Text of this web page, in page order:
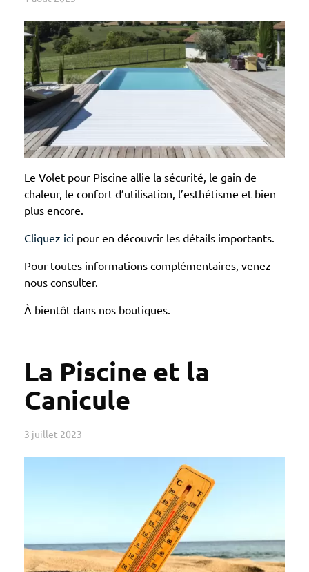
Le Volet pour Piscine allie la sécurité, le gain de
chaleur, le confort d’utilisation, l’esthétisme et bien
plus encore.
Cliquez ici pour en découvrir les détails importants.
Pour toutes informations complémentaires, venez
nous consulter.
À bientôt dans nos boutiques.
La Piscine et la
Canicule
3 juillet 2023